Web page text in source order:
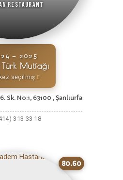
Restaurant
– 2025
Türk Mutfağı
seçilmiş
Sk. No:1, 63100 , Şanlıurfa
313 33 18
80.60